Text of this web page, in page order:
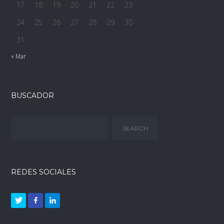
17 18 19 20 21 22
23
24
25 26 27 28 29
30
31
« Mar
BUSCADOR
REDES SOCIALES